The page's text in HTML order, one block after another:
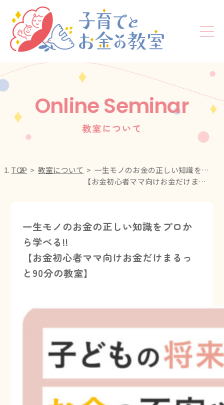
Online Seminar
教室について
TOP 教室について
一生モノのお金の正しい知識をプロから学べる!!
【お金初心者ママ向けお金だけまるっと90分の教室】
一生モノのお金の正しい知識をプロか
ら学べる!!
【お金初心者ママ向けお金だけまるっ
と90分の教室】